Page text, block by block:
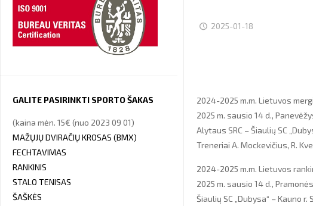
2025-01-18
2024-2025 m.m. Lietuvos
2025 m. sausio 14 d.,
Alytaus SRC – Šiaulių SC
Treneriai A. Mockevičius, R.
2024-2025 m.m. Lietuvos
2025 m. sausio 14 d.,
Šiaulių SC „Dubysa“ – Kauno r.
GALITE PASIRINKTI SPORTO ŠAKAS
(kaina mėn. 15€ (nuo 2023 09 01)
MAŽŲJŲ DVIRAČIŲ KROSAS (BMX)
FECHTAVIMAS
RANKINIS
STALO TENISAS
ŠAŠKĖS